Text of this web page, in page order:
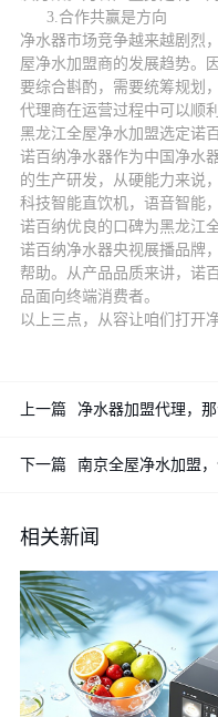
3.合作共赢是方向
净水器市场竞争越来越剧烈
屋净水加盟商的发展趋势。
要综合斟酌，需要统筹规划
代理商在运营过程中可以顺
黑龙江全屋净水加盟选定诺
诺百纳净水器作为中国净水
的生产研发，从硬能力来说
科技智能直饮机，语音智能
诺百纳优良的口碑为黑龙江
诺百纳净水器央视展播品牌
帮助。从产品品质来讲，诺
品面向终端消费者。
以上三点，从容让咱们打开
上一篇 净水器加盟代理，那
下一篇 南京全屋净水加盟
相关新闻